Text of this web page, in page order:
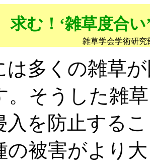
求む！‘雑草度合
雑草学会学術研究
多くの雑草
。そうした雑
入を防止する
の被害がより